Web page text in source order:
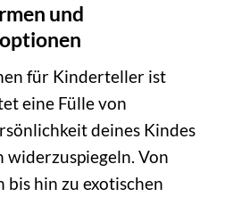
und
für Kinderteller ist
eine Fülle von
deines Kindes
widerzuspiegeln. Von
bis hin zu exotischen